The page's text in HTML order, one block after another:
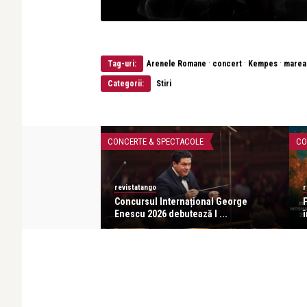
Tag-uri: Arenele Romane · concert · Kempes ·
Categorii: Stiri
CONCERTE & SPECTACOLE
revistatango
Concursul Internațional George
Enescu 2026 debutează l ...